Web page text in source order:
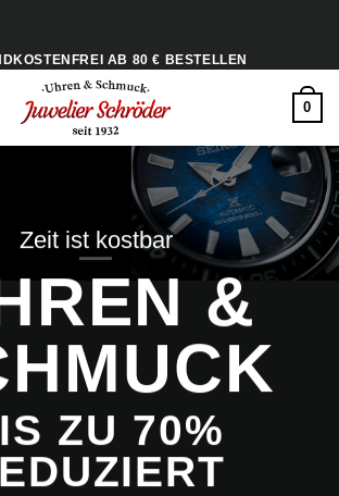
AB 80 € BESTELLEN
0
Zeit ist kostbar
&
ZU 70%